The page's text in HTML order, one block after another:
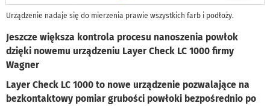
Urządzenie nadaje się do mierzenia prawie wszystkich farb i podłoży.
Jeszcze większa kontrola procesu nanoszenia powłok
dzięki nowemu urządzeniu Layer Check LC 1000 firmy
Wagner
Layer Check LC 1000 to nowe urządzenie pozwalające na
bezkontaktowy pomiar grubości powłoki bezpośrednio po